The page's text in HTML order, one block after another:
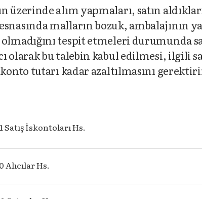
alım yapmaları, satın
malların bozuk, ambalajının
tespit etmeleri durumunda
olarak bu talebin kabul edilmesi, ilgili
tutarı kadar azaltılmasını
Satış İskontoları Hs.
Alıcılar Hs.